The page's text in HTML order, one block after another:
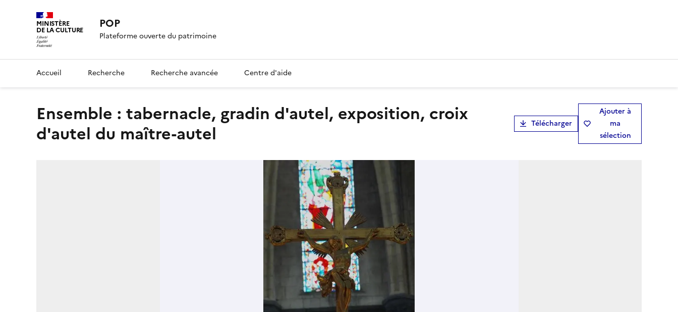
MINISTÈRE
DE LA CULTURE POP
Plateforme ouverte du patrimoine
Accueil Recherche Recherche avancée Centre d'aide
Ensemble : tabernacle, gradin d'autel, exposition, croix
d'autel du maître-autel
Télécharger
Ajouter à
ma
sélection